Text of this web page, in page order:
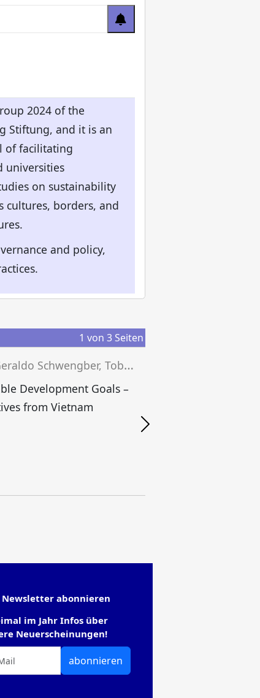
2024 of the
Stiftung, and it is an
of facilitating
universities
on sustainability
cultures, borders, and
and policy,
1 von 3Seiten
J
essica Geraldo Schwengber, Tobias Grünfelder, Josef Wieland (eds.)
Development Goals –
from Vietnam
Newsletter abonnieren
im Jahr Infos über
Neuerscheinungen!
abonnieren